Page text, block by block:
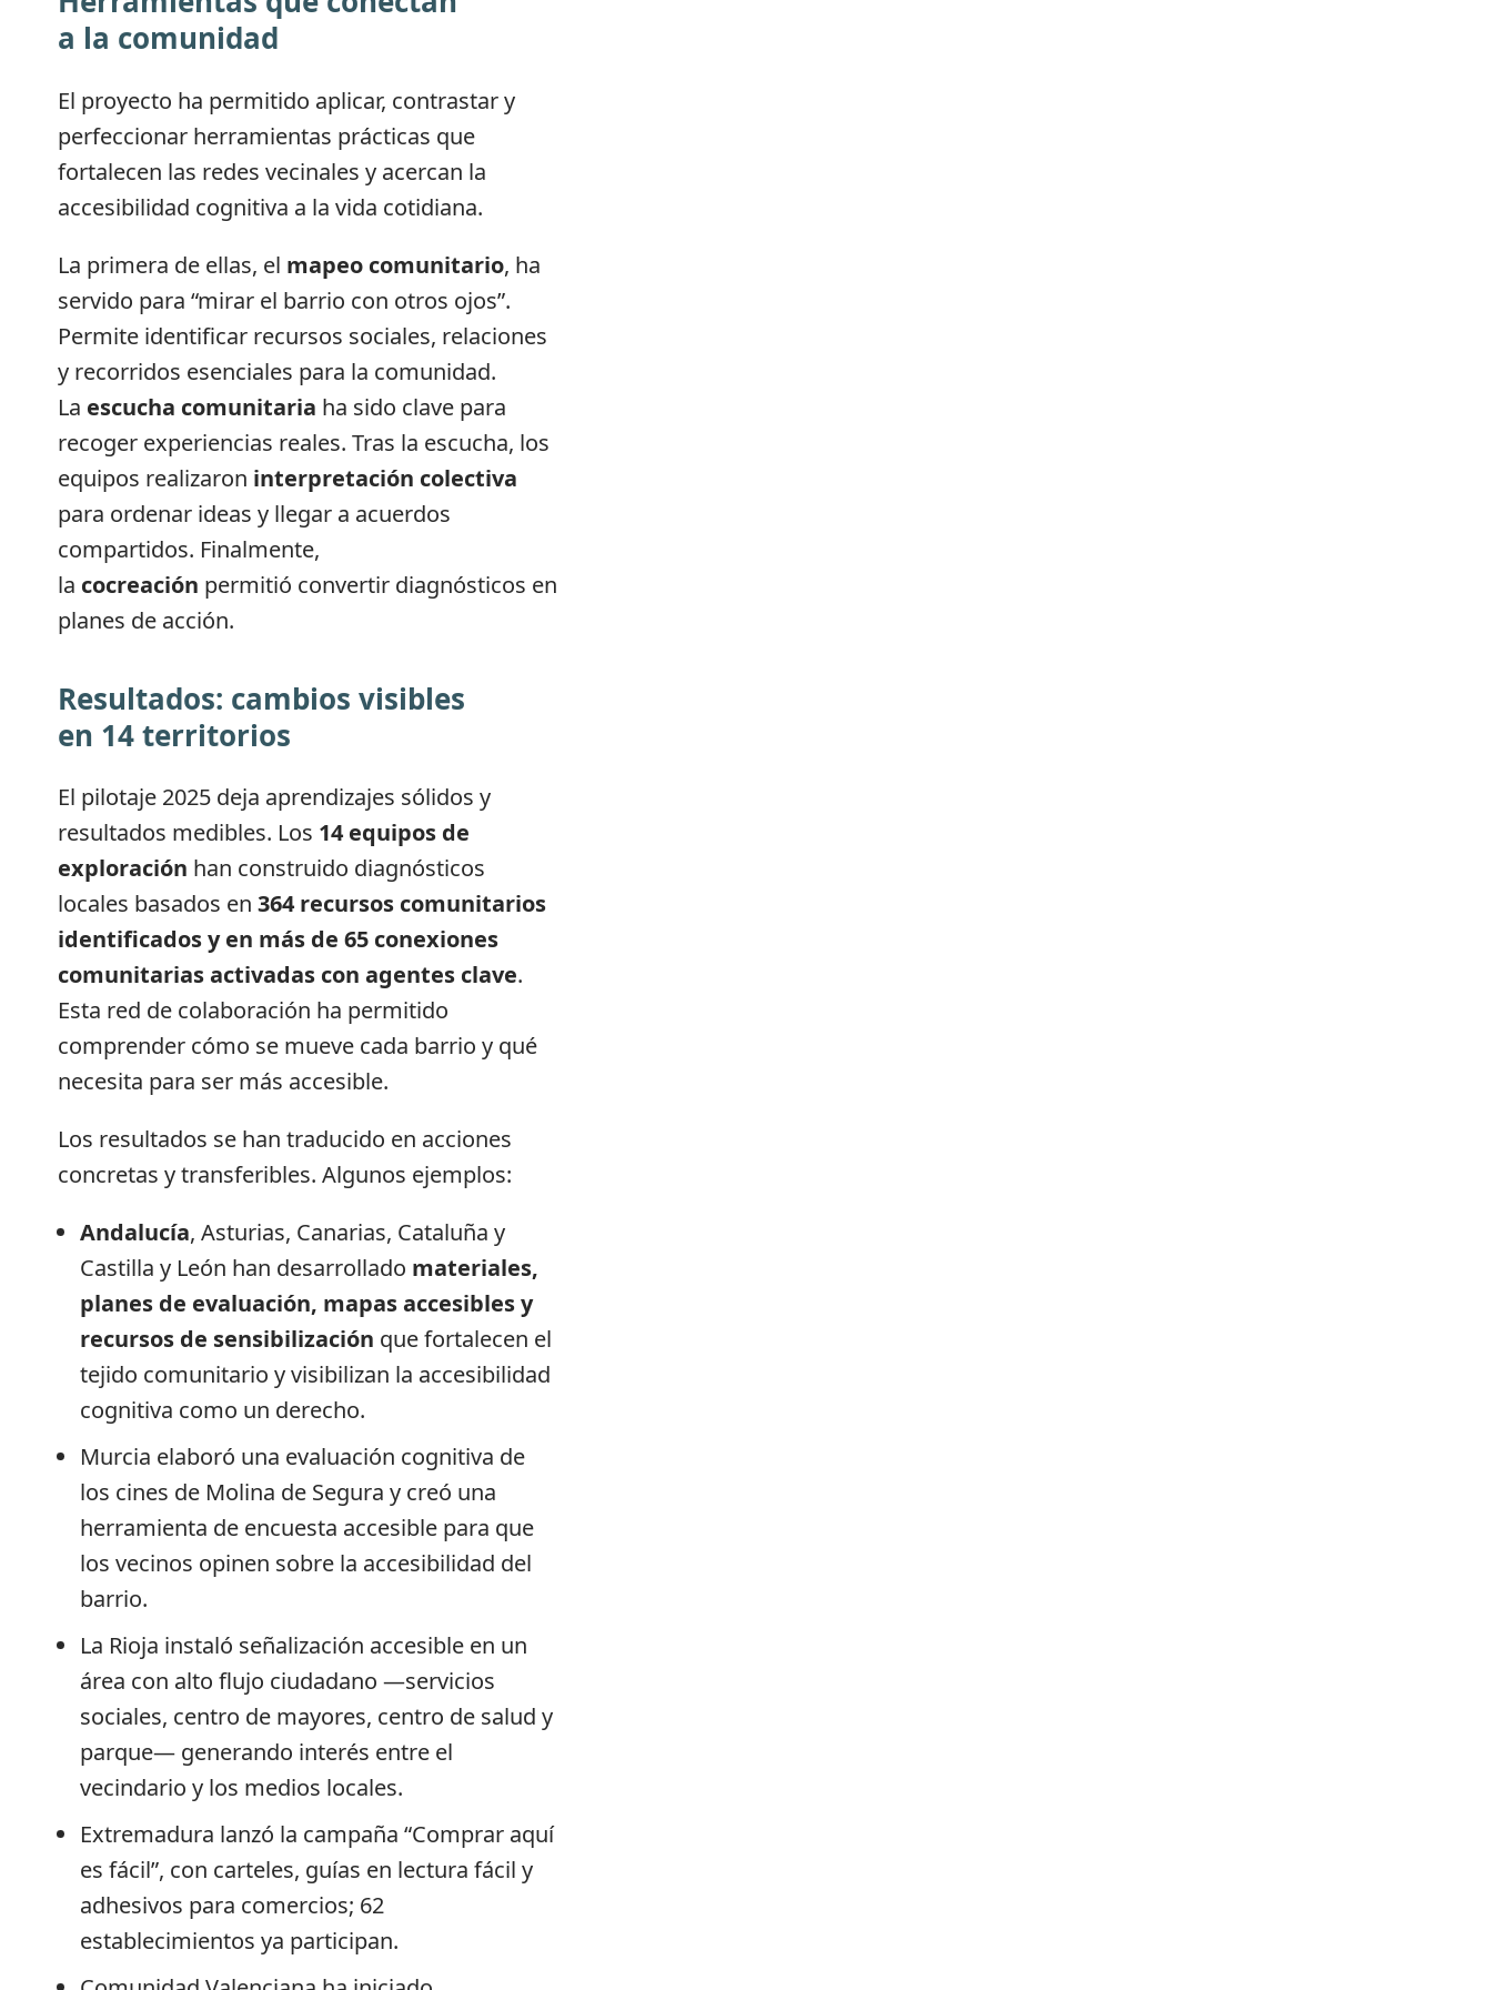
a la comunidad
El proyecto ha permitido aplicar, contrastar y
perfeccionar herramientas prácticas que
fortalecen las redes vecinales y acercan la
accesibilidad cognitiva a la vida cotidiana.
La primera de ellas, el mapeo comunitario, ha
servido para “mirar el barrio con otros ojos”.
Permite identificar recursos sociales, relaciones
y recorridos esenciales para la comunidad.
La escucha comunitaria ha sido clave para
recoger experiencias reales. Tras la escucha, los
equipos realizaron interpretación colectiva
para ordenar ideas y llegar a acuerdos
compartidos. Finalmente,
la cocreación permitió convertir diagnósticos en
planes de acción.
Resultados: cambios visibles
en 14 territorios
El pilotaje 2025 deja aprendizajes sólidos y
resultados medibles. Los 14 equipos de
exploración han construido diagnósticos
locales basados en 364 recursos comunitarios
identificados y en más de 65 conexiones
comunitarias activadas con agentes clave.
Esta red de colaboración ha permitido
comprender cómo se mueve cada barrio y qué
necesita para ser más accesible.
Los resultados se han traducido en acciones
concretas y transferibles. Algunos ejemplos:
Andalucía, Asturias, Canarias, Cataluña y
Castilla y León han desarrollado materiales,
planes de evaluación, mapas accesibles y
recursos de sensibilización que fortalecen el
tejido comunitario y visibilizan la accesibilidad
cognitiva como un derecho.
Murcia elaboró una evaluación cognitiva de
los cines de Molina de Segura y creó una
herramienta de encuesta accesible para que
los vecinos opinen sobre la accesibilidad del
barrio.
La Rioja instaló señalización accesible en un
área con alto flujo ciudadano —servicios
sociales, centro de mayores, centro de salud y
parque— generando interés entre el
vecindario y los medios locales.
Extremadura lanzó la campaña “Comprar aquí
es fácil”, con carteles, guías en lectura fácil y
adhesivos para comercios; 62
establecimientos ya participan.